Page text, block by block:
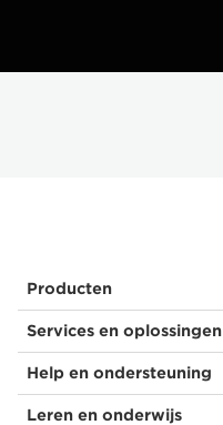
Producten
Services en oplossingen
Help en ondersteuning
Leren en onderwijs